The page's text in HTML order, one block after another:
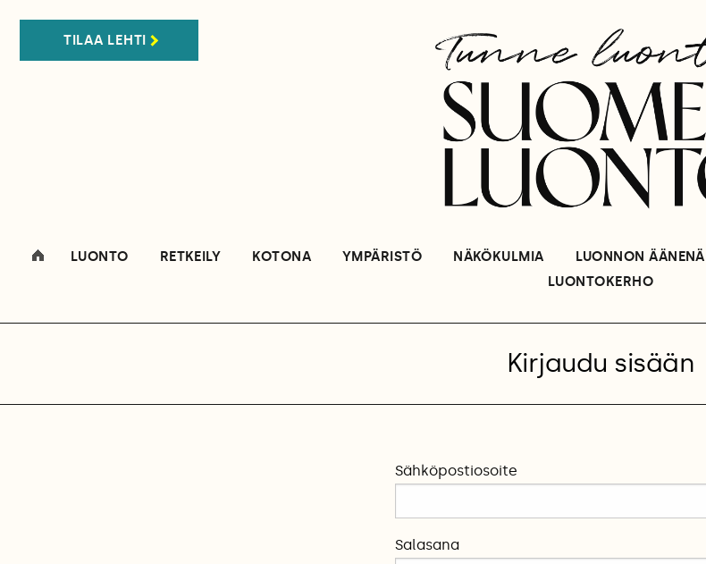
TILAA LEHTI
LUONTO RETKEILY KOTONA YMPÄRISTÖ NÄKÖKULMIA LUONNON
LUONTOKERHO
Kirjaudu sisään
Sähköpostiosoite
Salasana